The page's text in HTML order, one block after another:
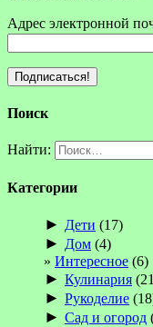
Адрес электронной
Поиск
Найти:
Категории
► Дети (17)
► Дом (4)
Интересное (6)
► Кулинария
► Рукоделие
► Сад и огород